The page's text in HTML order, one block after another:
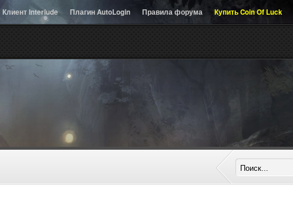
Клиент Interlude Плагин AutoLogin Правила форума Купить Coin Of Luck